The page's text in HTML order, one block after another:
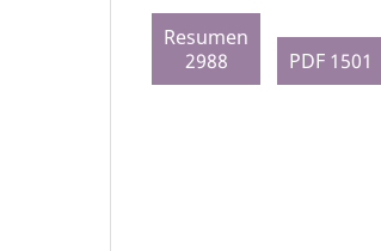
Resumen
2988
PDF 1501